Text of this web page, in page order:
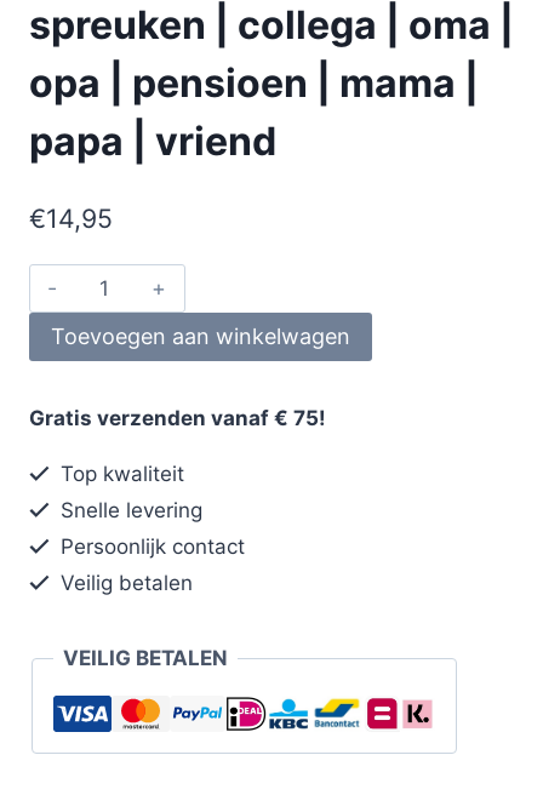
spreuken | collega | oma |
opa | pensioen | mama |
papa | vriend
€14,95
Toevoegen aan winkelwagen
Gratis verzenden vanaf € 75!
Top kwaliteit
Snelle levering
Persoonlijk contact
Veilig betalen
VEILIG BETALEN